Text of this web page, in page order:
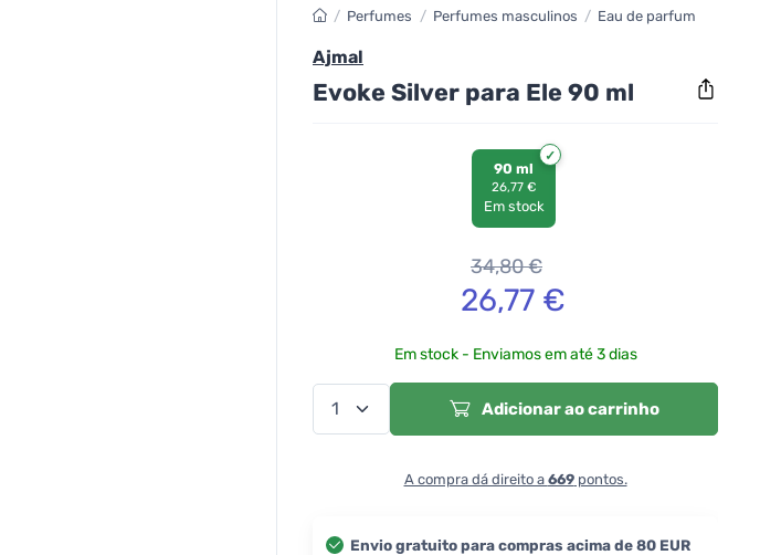
/ Perfumes / Perfumes masculinos / Eau de parfum
Ajmal
Evoke Silver para Ele 90 ml
90 ml
26,77 €
Em stock
34,80€
26,77 €
Em stock - Enviamos em até 3 dias
Adicionar ao carrinho
A compra dá direito a 669pontos.
Envio gratuito para compras acima de 80 EUR